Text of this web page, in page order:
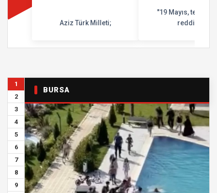
Aziz Türk Milleti;
"19 Mayıs,
reddidir"
1
2
3
4
5
6
7
8
9
BURSA